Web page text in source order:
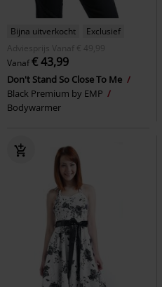
Bijna uitverkocht
Exclusief
Adviesprijs
Vanaf € 49,99
Vanaf€ 43,99
Don't Stand So Close To Me
Black Premium by EMP
Bodywarmer